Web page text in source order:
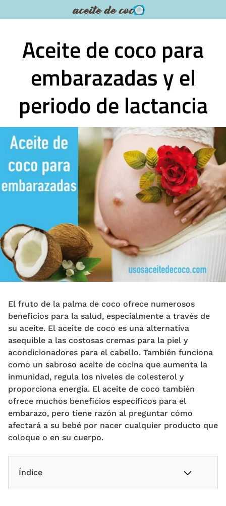
al
Aceite de coco para
embarazadas y el
periodo de lactancia
El fruto de la palma de coco ofrece numerosos
beneficios para la salud, especialmente a través de
su aceite. El aceite de coco es una alternativa
asequible a las costosas cremas para la piel y
acondicionadores para el cabello. También funciona
como un sabroso aceite de cocina que aumenta la
inmunidad, regula los niveles de colesterol y
proporciona energía. El aceite de coco también
ofrece muchos beneficios específicos para el
embarazo, pero tiene razón al preguntar cómo
afectará a su bebé por nacer cualquier producto que
coloque o en su cuerpo.
Índice